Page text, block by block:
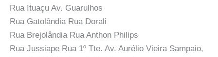
Rua Ituaçu Av. Guarulhos
Rua Gatolândia Rua Dorali
Rua Brejolândia Rua Anthon Philips
Rua Jussiape Rua 1º Tte. Av. Aurélio Vieira Sampaio,